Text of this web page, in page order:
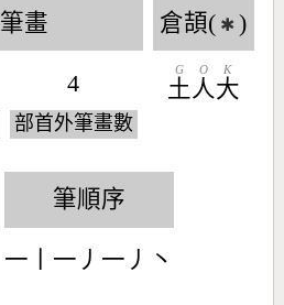
筆畫
4
部首外筆畫數
倉頡( ✱ )
土
G
人
O
大
K
筆順序
一丨一丿一丿丶